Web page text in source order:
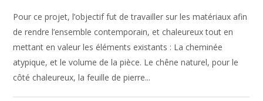
Pour ce projet, l’objectif fut de travailler sur les matériaux afin
de rendre l’ensemble contemporain, et chaleureux tout en
mettant en valeur les éléments existants : La cheminée
atypique, et le volume de la pièce. Le chêne naturel, pour le
côté chaleureux, la feuille de pierre...